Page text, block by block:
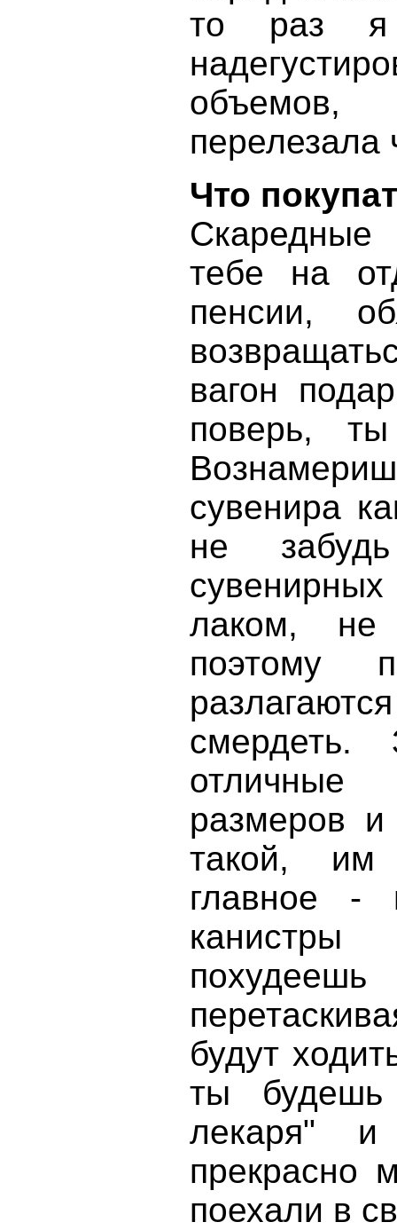
то раз я
объемов,
перелезала
Что
Скаредные
тебе на
пенсии,
вагон
поверь,
сувенира
не
лаком, не
поэтому
отличные
размеров и
такой, им
главное -
будут
ты будешь
лекаря"
прекрасно
поехали в